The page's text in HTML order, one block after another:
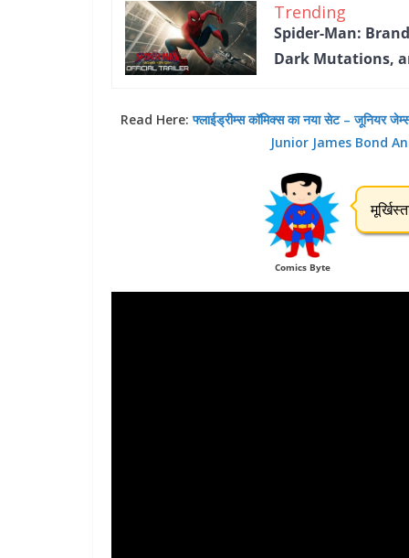
Trending
Spider-Man:
Dark Mutations,
Read Here:फ्लाईड्रीम्स कॉमिक्स का नया सेट –
Junior James Bond
Comics Byte